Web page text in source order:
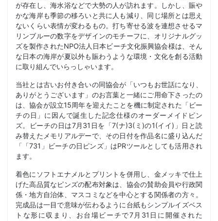
が存在し、海水浴などで大勢の人が訪れます。しかし、賑や
かな海岸も季節の移ろいと共に人も減り、同じ場所とは思え
ないくらい表情が変わるもの。打ち寄せる波を連想させるマ
リンブルーの数字をデザインのモチーフに、オリジナルグッ
ズを製作されたNPO法人日本ビーチ文化振興協会様は、そん
な日本の海岸が夏以外も賑わうような環境・文化を創る活動
に取り組んでいらっしゃいます。
当社とは古いお付き合いの同協会が「いつもお世話になり、
ありがとうございます」のお言葉と一緒にご用命下さったの
は、協会が設立15周年を迎えたことを機に制定された「ビー
チの日」に因んで誕生した記念仕様のオーダーメイドピン
ズ。ビーチの日は7月31日を「7(ナ)3(ミ)の1(イイ)」日と読
み替えたメモリアルデーで、その日付を作品名に盛り込んだ
「「731」ビーチの日ピンズ」はPRツールとしても活用され
ます。
着色にソフトエナメルとプリントを併用し、金メッキで仕上
げた高品質なピンズの配布対象は、協会の賛助会員や行政関
係・地方自治体、マスコミなどを中心とする関係者の方々。
完成品は一目で意味が伝わるように台紙もシンプルイズベス
トな形に収まり、お台場ビーチで7月31日に開催された